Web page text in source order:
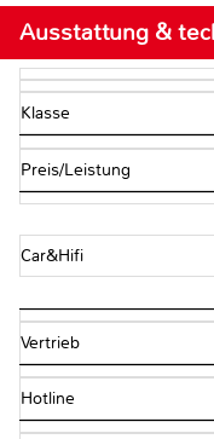
Ausstattung &
Klasse
Preis/Leistung
Car&Hifi
Vertrieb
Hotline